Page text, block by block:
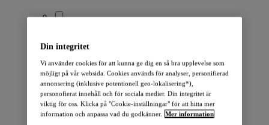
Din integritet
Vi använder cookies för att kunna ge dig en så bra upplevelse som
möjligt på vår websida. Cookies används för analyser, personifierad
annonsering (inklusive potentionell geo-lokalisering*),
personofierat innehåll och för sociala medier. Din integritet är
viktig för oss. Klicka på "Cookie-inställningar" för att hitta mer
information och anpassa vad du godkänner. Mer information